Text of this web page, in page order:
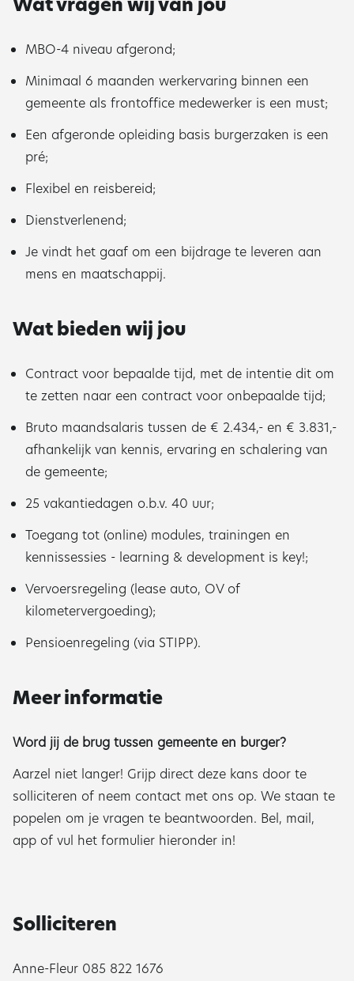
MBO-4 niveau afgerond;
Minimaal 6 maanden werkervaring binnen een
gemeente als frontoffice medewerker is een must;
Een afgeronde opleiding basis burgerzaken is een
pré;
Flexibel en reisbereid;
Dienstverlenend;
Je vindt het gaaf om een bijdrage te leveren aan
mens en maatschappij.
Wat bieden wij jou
Contract voor bepaalde tijd, met de intentie dit om
te zetten naar een contract voor onbepaalde tijd;
Bruto maandsalaris tussen de € 2.434,- en € 3.831,-
afhankelijk van kennis, ervaring en schalering van
de gemeente;
25 vakantiedagen o.b.v. 40 uur;
Toegang tot (online) modules, trainingen en
kennissessies - learning & development is key!;
Vervoersregeling (lease auto, OV of
kilometervergoeding);
Pensioenregeling (via STIPP).
Meer informatie
Word jij de brug tussen gemeente en burger?
Aarzel niet langer! Grijp direct deze kans door te
solliciteren of neem contact met ons op. We staan te
popelen om je vragen te beantwoorden. Bel, mail,
app of vul het formulier hieronder in!
Solliciteren
Anne-Fleur 085 822 1676